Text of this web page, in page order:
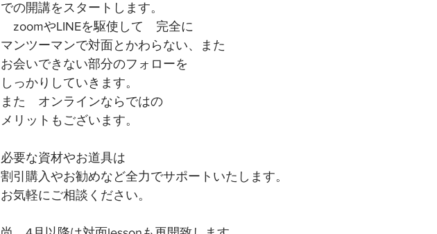
での開講をスタートします。
zoomやLINEを駆使して　完全に
マンツーマンで対面とかわらない、また
お会いできない部分のフォローを
しっかりしていきます。
また　オンラインならではの
メリットもございます。
必要な資材やお道具は
割引購入やお勧めなど全力でサポートいたします。
お気軽にご相談ください。